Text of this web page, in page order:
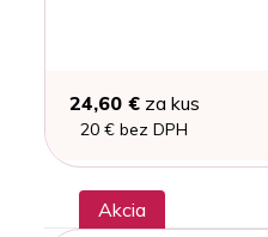
24,60 €za kus
20 € bez DPH
Akcia